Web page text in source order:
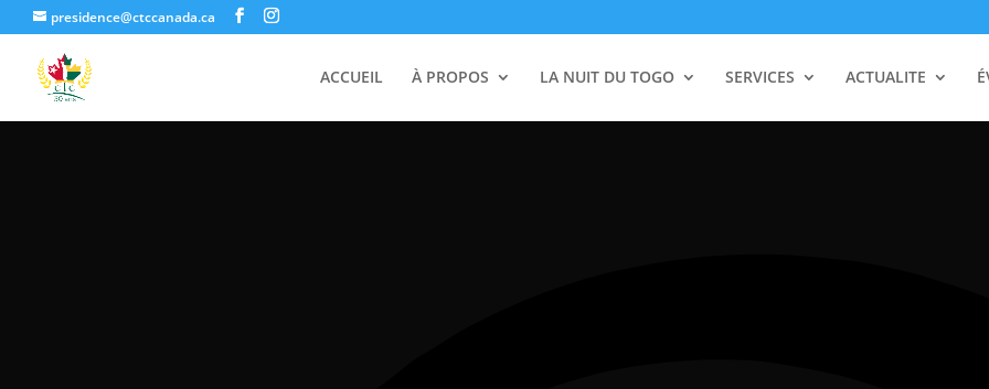
presidence@ctccanada.ca
ACCUEIL À PROPOS LA NUIT DU TOGO SERVICES ACTUALITE